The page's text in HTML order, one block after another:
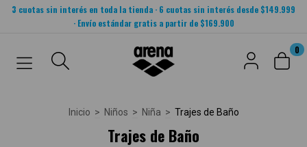
3 cuotas sin interés en toda la tienda · 6 cuotas sin interés desde $149.999
· Envío estándar gratis a partir de $169.900
0
Inicio > Niños > Niña > Trajes de Baño
Trajes de Baño